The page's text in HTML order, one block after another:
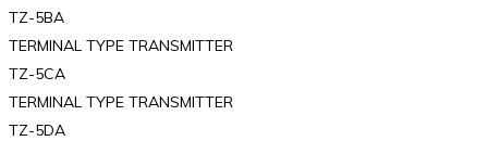
TZ-5BA
TERMINAL TYPE TRANSMITTER
TZ-5CA
TERMINAL TYPE TRANSMITTER
TZ-5DA